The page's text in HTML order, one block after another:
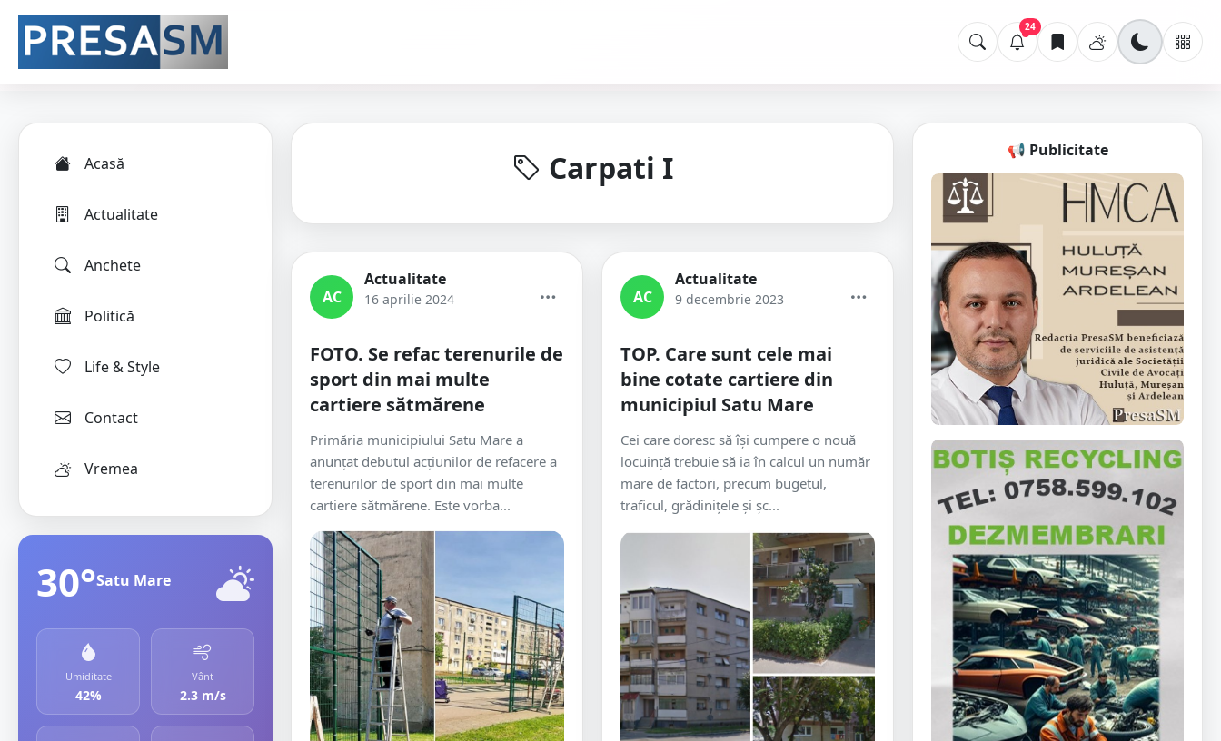
24
Acasă
Actualitate
Anchete
Politică
Life & Style
Contact
Vremea
30°Satu Mare
Umiditate
42%
Vânt
2.3 m/s
Carpati I
AC
Actualitate
16 aprilie 2024
FOTO. Se refac terenurile de
sport din mai multe
cartiere sătmărene
Primăria municipiului Satu Mare a
anunțat debutul acțiunilor de refacere a
terenurilor de sport din mai multe
cartiere sătmărene. Este vorba...
AC
Actualitate
9 decembrie 2023
TOP. Care sunt cele mai
bine cotate cartiere din
municipiul Satu Mare
Cei care doresc să își cumpere o nouă
locuință trebuie să ia în calcul un număr
mare de factori, precum bugetul,
traficul, grădinițele și șc...
📢 Publicitate